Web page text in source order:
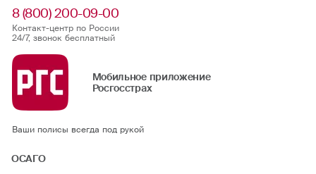
8 (800) 200-09-00
Контакт-центр по России
24/7, звонок бесплатный
Мобильное приложение
Росгосстрах
Ваши полисы всегда под рукой
ОСАГО